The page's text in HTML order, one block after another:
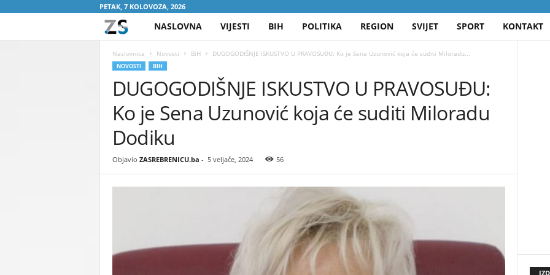
PETAK, 7 KOLOVOZA, 2026
A
S
E
B
R
NASLOVNA VIJESTI BIH POLITIKA REGION SVIJET SPORT KONTAKT
Naslovnica Novosti BiH DUGOGODIŠNJE ISKUSTVO U PRAVOSUĐU: Ko je Sena Uzunović koja će suditi Miloradu...
NOVOSTI BIH
DUGOGODIŠNJE ISKUSTVO U PRAVOSUĐU:
Ko je Sena Uzunović koja će suditi Miloradu
Dodiku
Objavio ZASREBRENICU.ba - 5 veljače, 2024 56